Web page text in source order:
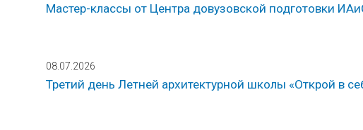
Мастер-классы от Центра довузовской подготовки
08.07.2026
Третий день Летней архитектурной школы «Открой в